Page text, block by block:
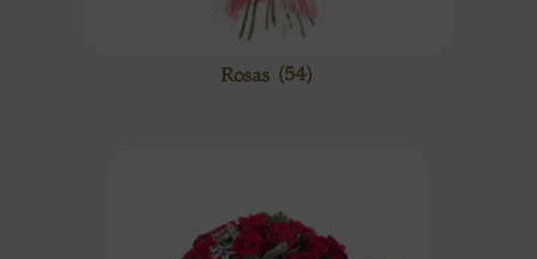
Rosas (54)